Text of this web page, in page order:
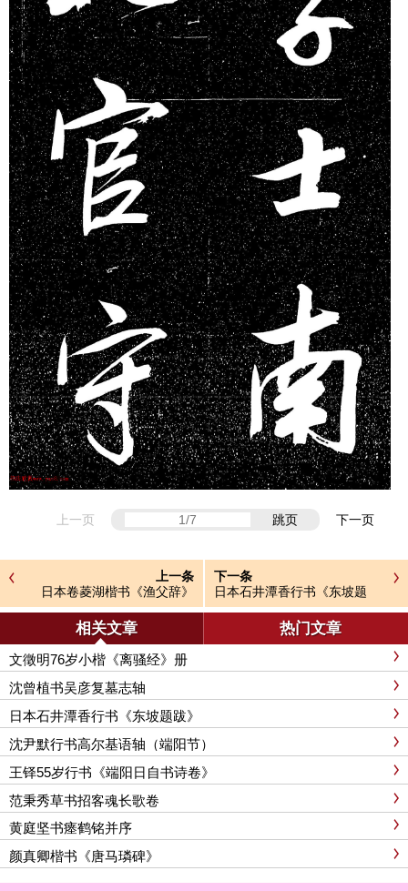
上一页 跳页 下一页
上一条
日本卷菱湖楷书《渔父辞》
下一条
日本石井潭香行书《东坡题
跋》
相关文章 热门文章
文徵明76岁小楷《离骚经》册
沈曾植书吴彦复墓志轴
日本石井潭香行书《东坡题跋》
沈尹默行书高尔基语轴（端阳节）
王铎55岁行书《端阳日自书诗卷》
范秉秀草书招客魂长歌卷
黄庭坚书瘗鹤铭并序
颜真卿楷书《唐马璘碑》